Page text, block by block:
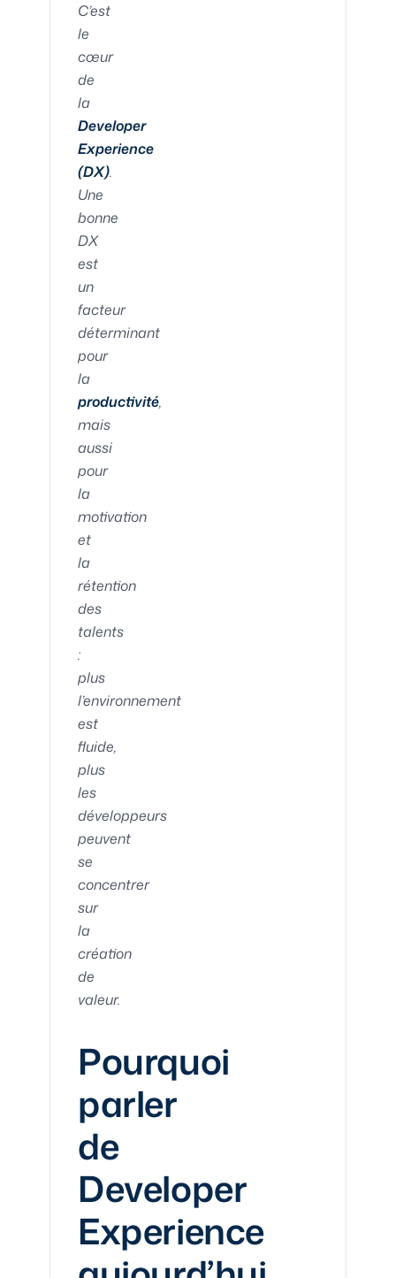
C’est
le
cœur
de
la
Developer
Experience
(DX).
Une
bonne
DX
est
un
facteur
déterminant
pour
la
productivité,
mais
aussi
pour
la
motivation
et
la
rétention
des
talents
:
plus
l’environnement
est
fluide,
plus
les
développeurs
peuvent
se
concentrer
sur
la
création
de
valeur.
Pourquoi
parler
de
Developer
Experience